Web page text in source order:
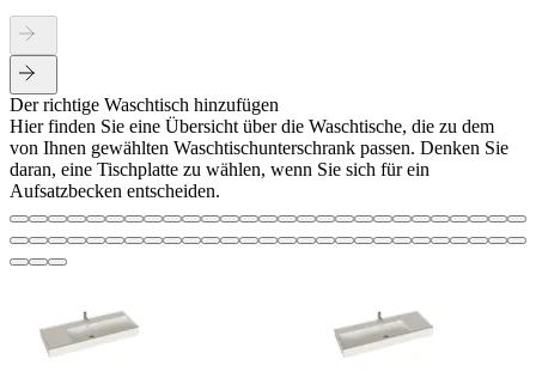
Der richtige Waschtisch hinzufügen
Hier finden Sie eine Übersicht über die Waschtische, die zu dem
von Ihnen gewählten Waschtischunterschrank passen. Denken Sie
daran, eine Tischplatte zu wählen, wenn Sie sich für ein
Aufsatzbecken entscheiden.